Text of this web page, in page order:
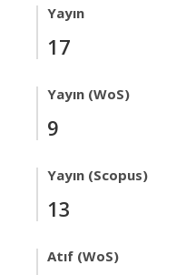
Yayın
17
Yayın (WoS)
9
Yayın (Scopus)
13
Atıf (WoS)